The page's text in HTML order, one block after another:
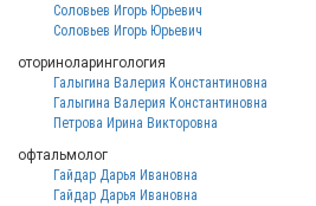
Соловьев Игорь Юрьевич
Соловьев Игорь Юрьевич
оториноларингология
Галыгина Валерия Константиновна
Галыгина Валерия Константиновна
Петрова Ирина Викторовна
офтальмолог
Гайдар Дарья Ивановна
Гайдар Дарья Ивановна